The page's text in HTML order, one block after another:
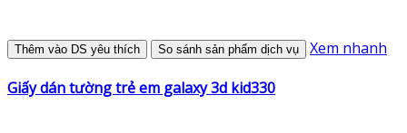
Thêm vào DS yêu thích So sánh sản phẩm dịch vụ Xem nhanh
Giấy dán tường trẻ em galaxy 3d kid330